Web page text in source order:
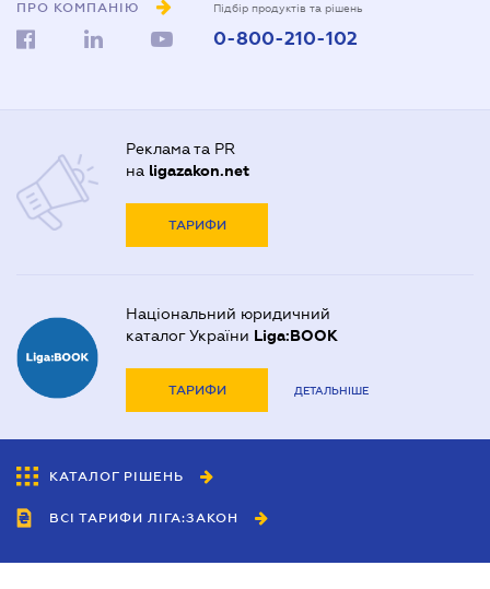
ПРО КОМПАНІЮ Підбір продуктів та рішень
0-800-210-102
Реклама та PR
на ligazakon.net
ТАРИФИ
Національний юридичний
каталог України Liga:BOOK
ТАРИФИ ДЕТАЛЬНІШЕ
КАТАЛОГ РІШЕНЬ
ВСІ ТАРИФИ ЛІГА:ЗАКОН